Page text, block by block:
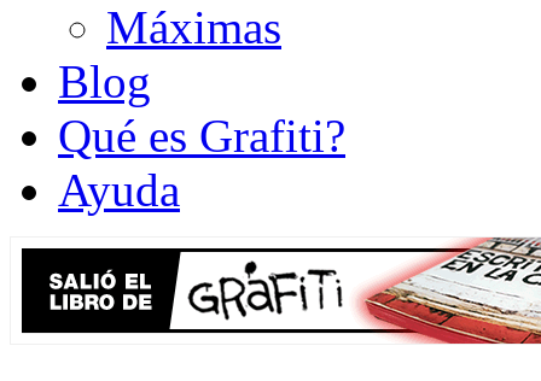
Máximas
Blog
Qué es Grafiti?
Ayuda